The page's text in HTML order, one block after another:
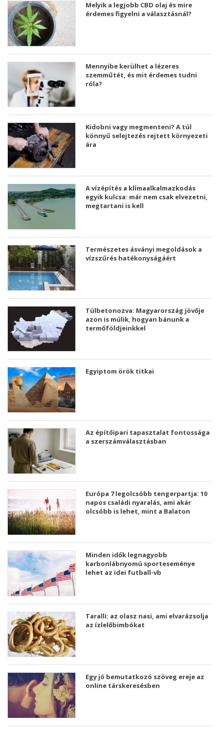
Melyik a legjobb CBD olaj és mire
érdemes figyelni a választásnál?
Mennyibe kerülhet a lézeres
szemműtét, és mit érdemes tudni
róla?
Kidobni vagy megmenteni? A túl
könnyű selejtezés rejtett környezeti
ára
A vízépítés a klímaalkalmazkodás
egyik kulcsa: már nem csak elvezetni,
megtartani is kell
Természetes ásványi megoldások a
vízszűrés hatékonyságáért
Túlbetonozva: Magyarország jövője
azon is múlik, hogyan bánunk a
termőföldjeinkkel
Egyiptom örök titkai
Az építőipari tapasztalat fontossága
a szerszámválasztásban
Európa 7 legolcsóbb tengerpartja: 10
napos családi nyaralás, ami akár
olcsóbb is lehet, mint a Balaton
Minden idők legnagyobb
karbonlábnyomú sporteseménye
lehet az idei futball-vb
Taralli: az olasz nasi, ami elvarázsolja
az ízlelőbimbókat
Egy jó bemutatkozó szöveg ereje az
online társkeresésben